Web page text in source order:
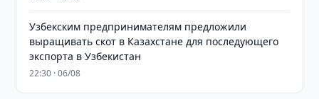
Узбекским предпринимателям предложили
выращивать скот в Казахстане для последующего
экспорта в Узбекистан
22:30 · 06/08